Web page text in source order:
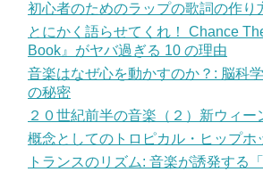
初心者のためのラップの歌詞の作り
とにかく語らせてくれ！ Chance
Book』がヤバ過ぎる 10 の理由
音楽はなぜ心を動かすのか？: 脳科
の秘密
２０世紀前半の音楽（２）新ウィー
概念としてのトロピカル・ヒップホ
トランスのリズム: 音楽が誘発する